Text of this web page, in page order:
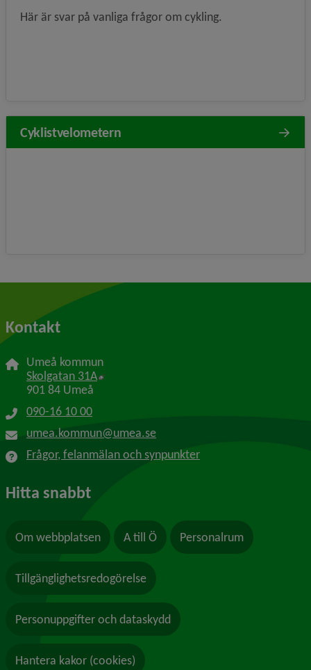
Här är svar på vanliga frågor om cykling.
Cyklistvelometern
Kontakt
Umeå kommun
Skolgatan 31A Länk till annan webbplats, öppnas i nytt
901 84 Umeå
090-16 10 00
umea.kommun@umea.se
Frågor, felanmälan och synpunkter
Hitta snabbt
Om webbplatsen A till Ö Personalrum
Tillgänglighetsredogörelse
Personuppgifter och dataskydd
Hantera kakor (cookies)